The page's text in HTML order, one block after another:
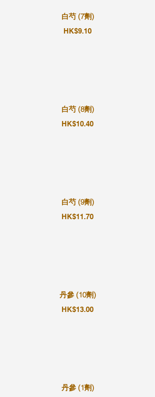
白芍 (7劑)
HK$9.10
白芍 (8劑)
HK$10.40
白芍 (9劑)
HK$11.70
丹參 (10劑)
HK$13.00
丹參 (1劑)